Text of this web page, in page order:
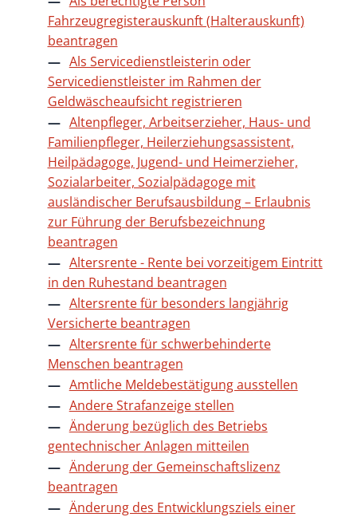
Fahrzeugregisterauskunft (Halterauskunft)
beantragen
Als Servicedienstleisterin oder
Servicedienstleister im Rahmen der
Geldwäscheaufsicht registrieren
Altenpfleger, Arbeitserzieher, Haus- und
Familienpfleger, Heilerziehungsassistent,
Heilpädagoge, Jugend- und Heimerzieher,
Sozialarbeiter, Sozialpädagoge mit
ausländischer Berufsausbildung – Erlaubnis
zur Führung der Berufsbezeichnung
beantragen
Altersrente - Rente bei vorzeitigem Eintritt
in den Ruhestand beantragen
Altersrente für besonders langjährig
Versicherte beantragen
Altersrente für schwerbehinderte
Menschen beantragen
Amtliche Meldebestätigung ausstellen
Andere Strafanzeige stellen
Änderung bezüglich des Betriebs
gentechnischer Anlagen mitteilen
Änderung der Gemeinschaftslizenz
beantragen
Änderung des Entwicklungsziels einer